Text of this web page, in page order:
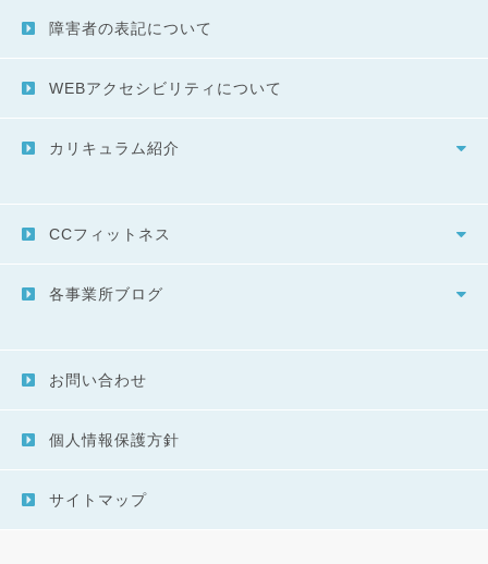
障害者の表記について
WEBアクセシビリティについて
カリキュラム紹介
CCフィットネス
各事業所ブログ
お問い合わせ
個人情報保護方針
サイトマップ